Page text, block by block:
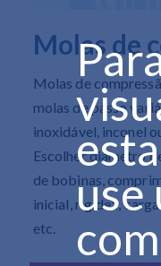
Molas de
Molas de
molas de passo
inoxidável, inconel
Escolher diâmetro
de bobinas,
inicial, rigidez,
etc.
use